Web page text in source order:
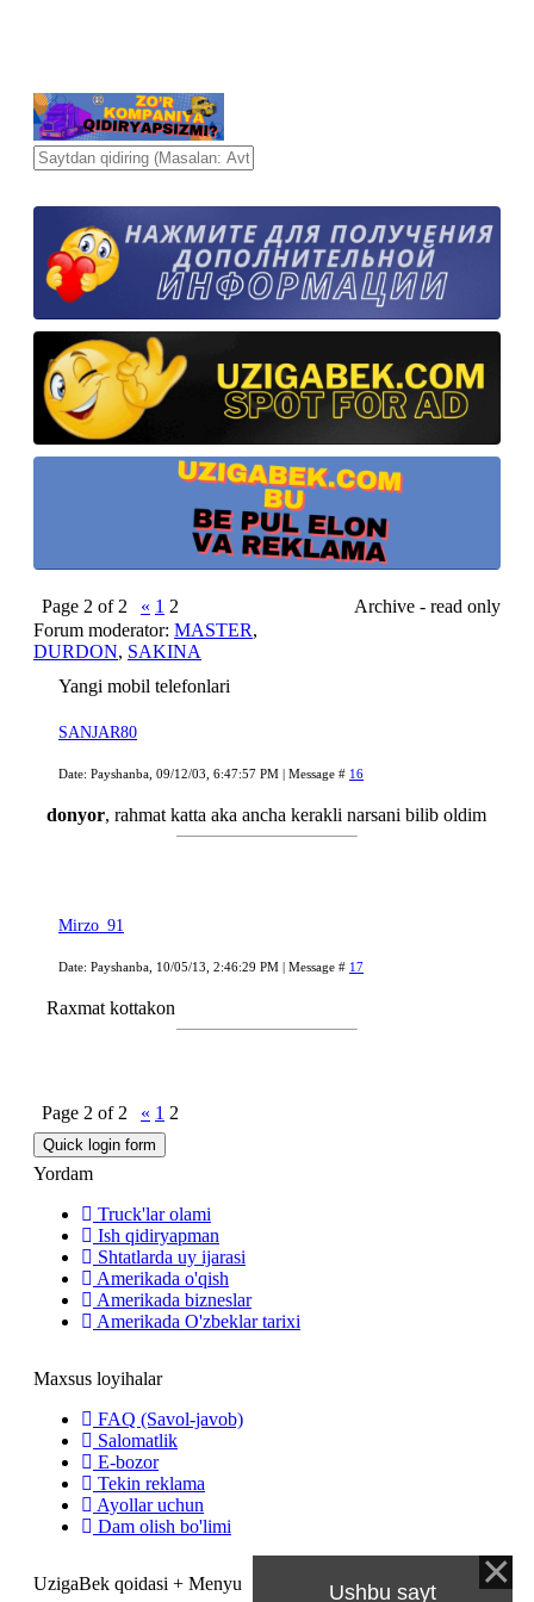
Page 2 of 2 « 1 2
Archive - read only
Forum moderator: MASTER,
DURDON, SAKINA
Yangi mobil telefonlari
SANJAR80
Date: Payshanba, 09/12/03, 6:47:57 PM | Message # 16
donyor, rahmat katta aka ancha kerakli narsani bilib oldim
Mirzo_91
Date: Payshanba, 10/05/13, 2:46:29 PM | Message # 17
Raxmat kottakon
Page 2 of 2 « 1 2
Yordam
Truck'lar olami
Ish qidiryapman
Shtatlarda uy ijarasi
Amerikada o'qish
Amerikada bizneslar
Amerikada O'zbeklar tarixi
Maxsus loyihalar
FAQ (Savol-javob)
Salomatlik
E-bozor
Tekin reklama
Ayollar uchun
Dam olish bo'limi
UzigaBek qoidasi + Menyu Ushbu sayt